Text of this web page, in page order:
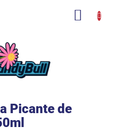
Picante de